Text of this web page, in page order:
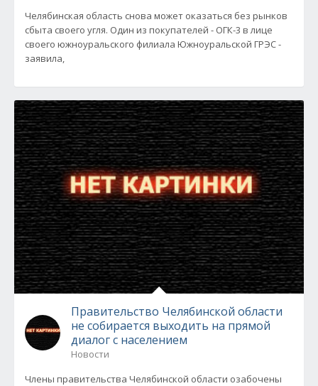
Челябинская область снова может оказаться без рынков
сбыта своего угля. Один из покупателей - ОГК-3 в лице
своего южноуральского филиала Южноуральской ГРЭС -
заявила,
Правительство Челябинской области
не собирается выходить на прямой
диалог с населением
Новости
Члены правительства Челябинской области озабочены